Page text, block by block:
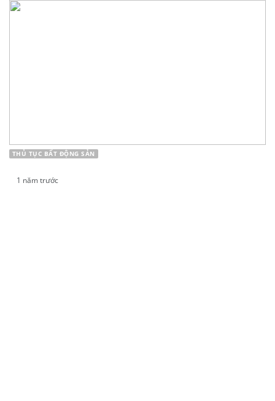
THỦ TỤC BẤT ĐỘNG SẢN
1 năm trước